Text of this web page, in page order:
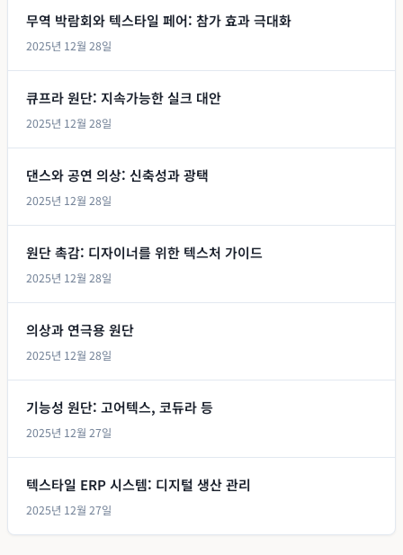
무역 박람회와 텍스타일 페어: 참가 효과 극대화
2025년 12월 28일
큐프라 원단: 지속가능한 실크 대안
2025년 12월 28일
댄스와 공연 의상: 신축성과 광택
2025년 12월 28일
원단 촉감: 디자이너를 위한 텍스처 가이드
2025년 12월 28일
의상과 연극용 원단
2025년 12월 28일
기능성 원단: 고어텍스, 코듀라 등
2025년 12월 27일
텍스타일 ERP 시스템: 디지털 생산 관리
2025년 12월 27일